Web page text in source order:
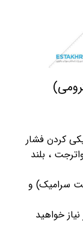
کردن فشار
، بلند
سرامیک) و
خواهید